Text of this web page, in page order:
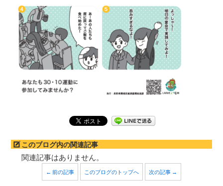
このブログ内の関連記事
関連記事はありません。
← 前の記事 このブログのトップへ 次の記事 →